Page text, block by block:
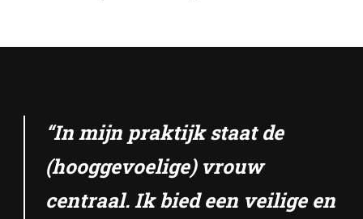
“In mijn praktijk staat de
(hooggevoelige) vrouw
centraal. Ik bied een veilige en